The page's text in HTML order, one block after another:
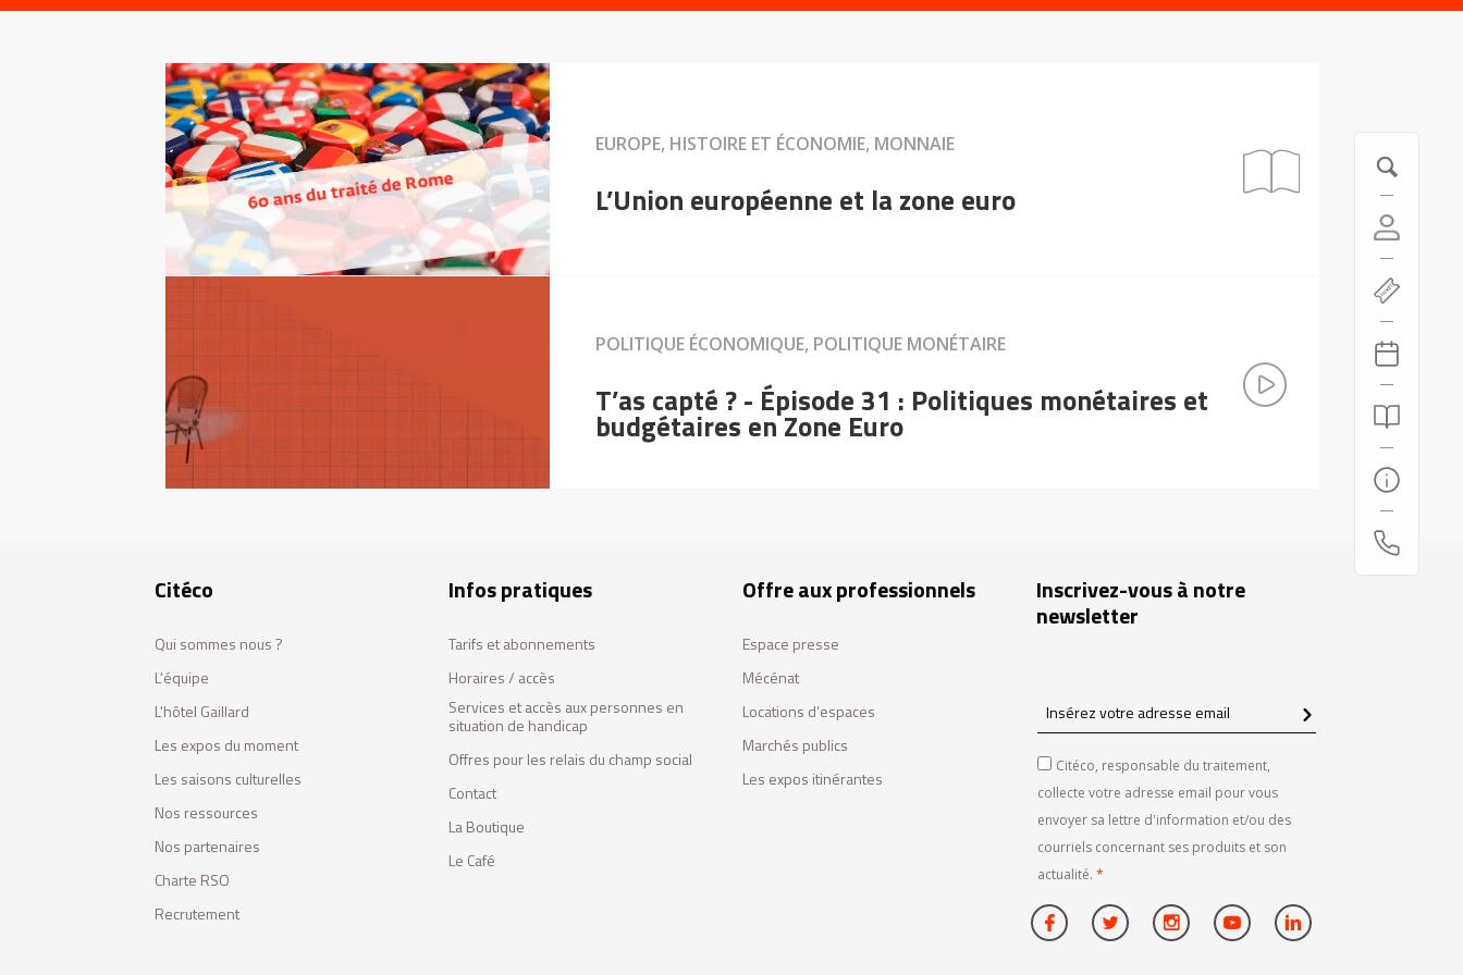
EUROPE, HISTOIRE ET ÉCONOMIE, MONNAIE
L’Union européenne et la zone euro
POLITIQUE ÉCONOMIQUE, POLITIQUE MONÉTAIRE
T’as capté ? - Épisode 31 : Politiques monétaires et
budgétaires en Zone Euro
Citéco
Qui sommes nous ?
L'équipe
L'hôtel Gaillard
Les expos du moment
Les saisons culturelles
Nos ressources
Nos partenaires
Charte RSO
Recrutement
Infos pratiques
Tarifs et abonnements
Horaires / accès
Services et accès aux personnes en
situation de handicap
Offres pour les relais du champ social
Contact
La Boutique
Le Café
Offre aux professionnels
Espace presse
Mécénat
Locations d’espaces
Marchés publics
Les expos itinérantes
Inscrivez-vous à notre
newsletter
Insérez
votre
adresse
email
Citéco, responsable du traitement,
collecte votre adresse email pour vous
envoyer sa lettre d'information et/ou des
courriels concernant ses produits et son
actualité. *